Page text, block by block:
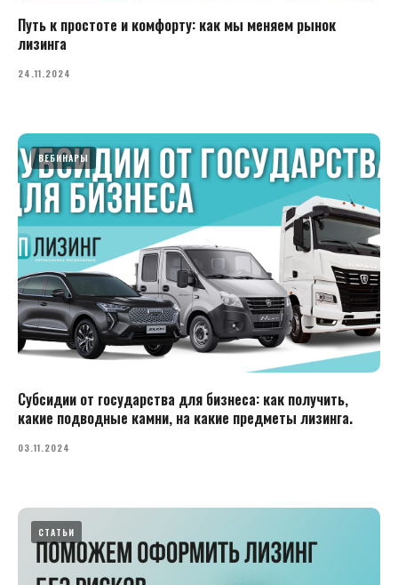
Путь к простоте и комфорту: как мы меняем рынок
лизинга
24.11.2024
ВЕБИНАРЫ
Субсидии от государства для бизнеса: как получить,
какие подводные камни, на какие предметы лизинга.
03.11.2024
СТАТЬИ